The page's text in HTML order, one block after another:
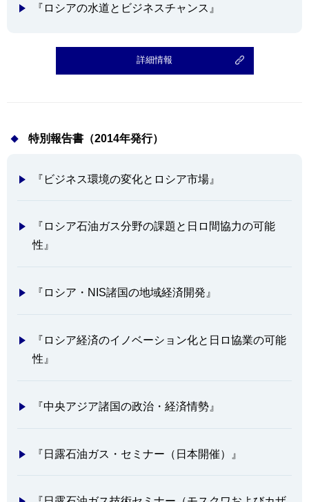
『ロシアの水道とビジネスチャンス』
詳細情報
特別報告書（2014年発行）
『ビジネス環境の変化とロシア市場』
『ロシア石油ガス分野の課題と日ロ間協力の可能
性』
『ロシア・NIS諸国の地域経済開発』
『ロシア経済のイノベーション化と日ロ協業の可能
性』
『中央アジア諸国の政治・経済情勢』
『日露石油ガス・セミナー（日本開催）』